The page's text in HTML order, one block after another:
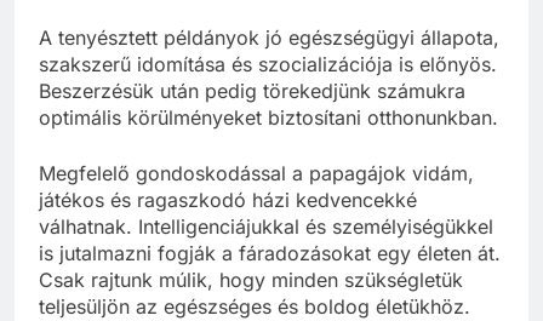
A tenyésztett példányok jó egészségügyi állapota,
szakszerű idomítása és szocializációja is előnyös.
Beszerzésük után pedig törekedjünk számukra
optimális körülményeket biztosítani otthonunkban.
Megfelelő gondoskodással a papagájok vidám,
játékos és ragaszkodó házi kedvencekké
válhatnak. Intelligenciájukkal és személyiségükkel
is jutalmazni fogják a fáradozásokat egy életen át.
Csak rajtunk múlik, hogy minden szükségletük
teljesüljön az egészséges és boldog életükhöz.